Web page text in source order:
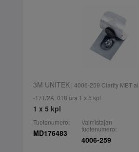
3M UNITEK| 4006-259 Clarity MBT
-17T/2A, 018 ura 1 x 5 kpl
1 x 5 kpl
Tuotenumero:
MD176483
Valmistajan
tuotenumero:
4006-259